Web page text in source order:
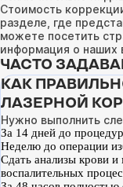
Стоимость
разделе, где
можете посетить
информация о наших
ЧАСТО
КАК
ЛАЗЕРНОЙ
Нужно выполнить
За 14 дней до
Неделю до операции
Сдать анализы крови
воспалительных